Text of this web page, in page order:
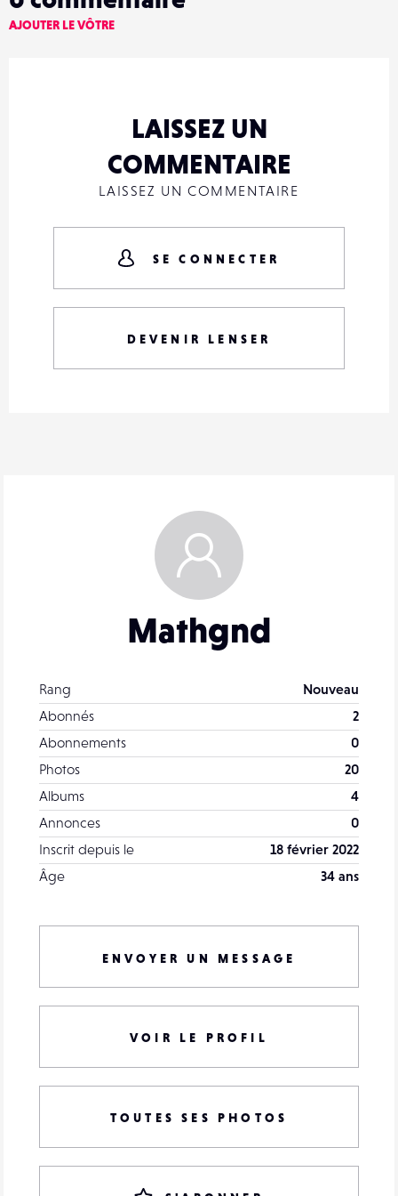
Mathgnd
Rang
Nouveau
Abonnés
2
Abonnements
0
Photos
20
Albums
4
Annonces
0
Inscrit depuis le
18 février 2022
Âge
34 ans
ENVOYER UN MESSAGE
VOIR LE PROFIL
TOUTES SES PHOTOS
AJOUTER LE VÔTRE
LAISSEZ UN
COMMENTAIRE
LAISSEZ UN COMMENTAIRE
SE CONNECTER
DEVENIR LENSER